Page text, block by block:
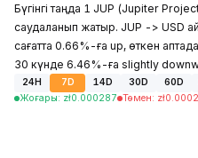
Бүгінгі таңда 1 JUP (Jupiter
саудаланып жатыр. JUP -> USD
сағатта 0.66%-ға up, өткен
30 күнде 6.46%-ға slightly
24H 7D 14D 30D 60D
Жоғары: zł0.000287 Төмен: zł